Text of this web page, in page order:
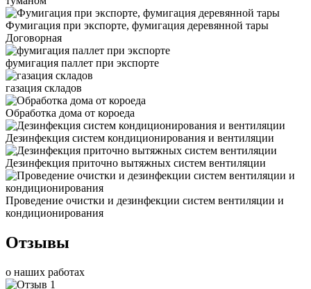
Фумигация при экспорте, фумигация деревянной тары
Договорная
фумигация паллет при экспорте
газация складов
Обработка дома от короеда
Дезинфекция систем кондиционирования и вентиляции
Дезинфекция приточно вытяжных систем вентиляции
Проведение очистки и дезинфекции систем вентиляции и
кондиционирования
Отзывы
о наших работах